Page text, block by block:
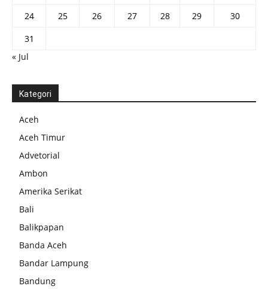
24
25 26 27 28 29
30
31
« Jul
Kategori
Aceh
Aceh Timur
Advetorial
Ambon
Amerika Serikat
Bali
Balikpapan
Banda Aceh
Bandar Lampung
Bandung